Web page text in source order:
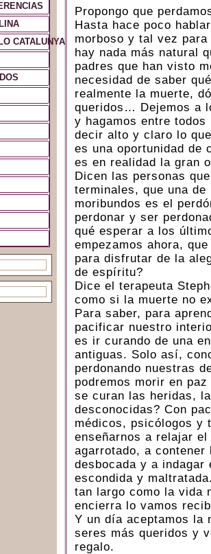
CATALUNYA Y ESPAÑA
Propongo que
Hasta hace poco
morboso y tal vez
hay nada más natural
padres que han visto
necesidad de saber
realmente la muerte,
queridos… Dejemos a
y hagamos entre
decir alto y claro lo
es una oportunidad de
es en realidad la gran
Dicen las personas
terminales, que una
moribundos es el
perdonar y ser
qué esperar a los
empezamos ahora,
para disfrutar de la
de espíritu?
Dice el terapeuta
como si la muerte no
Para saber, para
pacificar nuestro
es ir curando de una
antiguas. Solo así,
perdonando nuestras
podremos morir en
se curan las heridas,
desconocidas? Con
médicos, psicólogos y
enseñarnos a relajar
agarrotado, a
desbocada y a
escondida y
tan largo como la vida
encierra lo vamos
Y un día aceptamos la
seres más queridos y
regalo.